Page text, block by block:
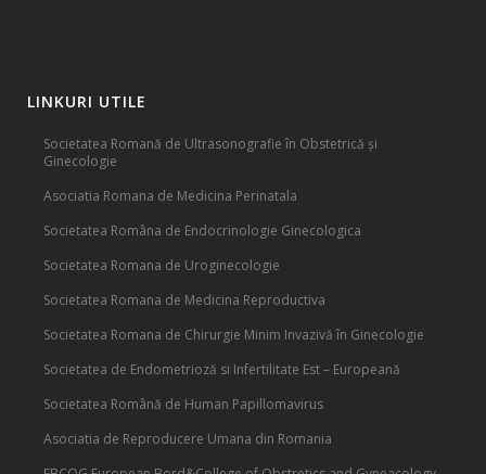
LINKURI UTILE
Societatea Romană de Ultrasonografie în Obstetrică și
Ginecologie
Asociatia Romana de Medicina Perinatala
Societatea Româna de Endocrinologie Ginecologica
Societatea Romana de Uroginecologie
Societatea Romana de Medicina Reproductiva
Societatea Romana de Chirurgie Minim Invazivă în Ginecologie
Societatea de Endometrioză si Infertilitate Est – Europeană
Societatea Română de Human Papillomavirus
Asociatia de Reproducere Umana din Romania